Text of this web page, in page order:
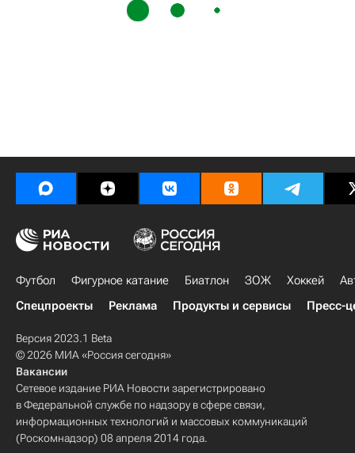
Футбол Фигурное катание Биатлон ЗОЖ Хоккей
Спецпроекты
Реклама Продукты и сервисы Пресс-
Версия 2023.1 Beta
© 2026 МИА «Россия сегодня»
Вакансии
Сетевое издание РИА Новости зарегистрировано
в Федеральной службе по надзору в сфере связи,
информационных технологий и массовых коммуникаций
(Роскомнадзор) 08 апреля 2014 года.